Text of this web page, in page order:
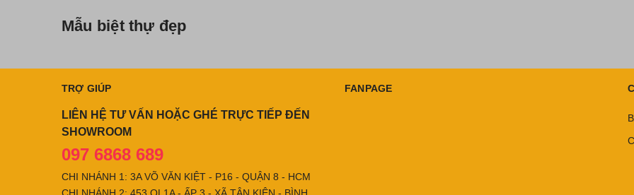
Mẫu biệt thự đẹp
TRỢ GIÚP
LIÊN HỆ TƯ VẤN HOẶC GHÉ TRỰC TIẾP ĐẾN
SHOWROOM
097 6868 689
CHI NHÁNH 1: 3A VÕ VĂN KIỆT - P16 - QUẬN 8 - HCM
FANPAGE